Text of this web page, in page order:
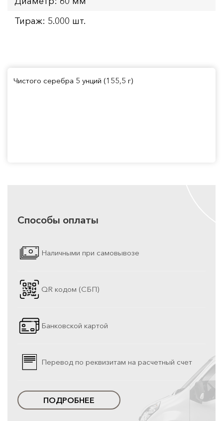
Тираж: 5.000 шт.
Чистого серебра 5 унций (155,5 г)
Способы оплаты
Наличными при самовывозе
QR кодом (СБП)
Банковской картой
Перевод по реквизитам на расчетный счет
ПОДРОБНЕЕ